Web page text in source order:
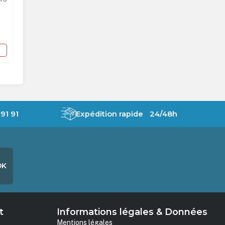
91 Expédition rapide 24/48h
Informations légales & Données
Mentions légales